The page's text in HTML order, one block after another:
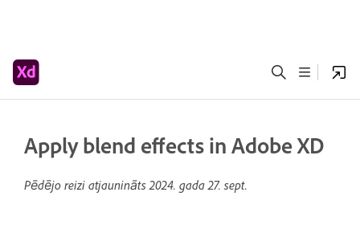
Apply blend effects in Adobe XD
Pēdējo reizi atjaunināts2024. gada 27. sept.